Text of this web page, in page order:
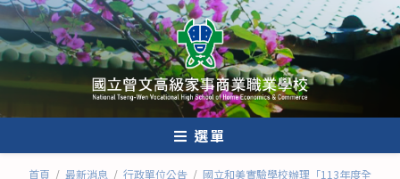
跳
轉
至
內
選單
首頁 / 最新消息 / 行政單位公告 / 國立和美實驗學校辦理「113年度全國高